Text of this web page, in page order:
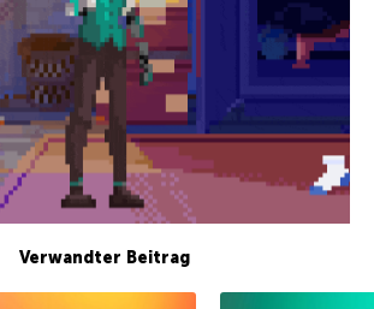
Verwandter Beitrag